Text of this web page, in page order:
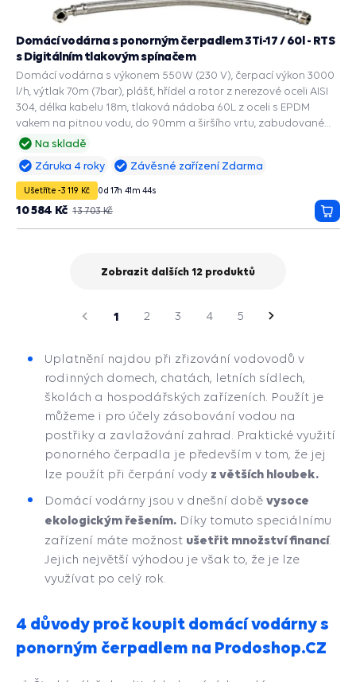
Na skladě
Domácí vodárna s ponorným čerpadlem 3Ti-17 / 60l - RTS
s Digitálním tlakovým spínačem
Domácí vodárna s výkonem 550W (230 V), čerpací výkon 3000
l/h, výtlak 70m (7bar), plášť, hřídel a rotor z nerezové oceli AISI
304, délka kabelu 18m, tlaková nádoba 60L z oceli s EPDM
vakem na pitnou vodu, do 90mm a širšího vrtu, zabudované
příslušenství a ochranné funkce: PRESS CONTROL na čerpadla,
sucho, Ochrana proti přetížení, Ochrana proti vodnímu rázu.
Záruka 4 roky Závěsné zařízení Zdarma
Ušetříte -3 119 Kč 0d 17h 41m 43s
13 703 Kč
10 584 Kč
do
Zobrazit dalších 12 produktů
1 2 3 4 5
Následující
Uplatnění najdou při zřizování vodovodů v
rodinných domech, chatách, letních sídlech,
školách a hospodářských zařízeních. Použít je
můžeme i pro účely zásobování vodou na
postřiky a zavlažování zahrad. Praktické využití
ponorného čerpadla je především v tom, že jej
lze použít při čerpání vody z větších hloubek.
Domácí vodárny jsou v dnešní době vysoce
ekologickým řešením. Díky tomuto speciálnímu
zařízení máte možnost ušetřit množství financí.
Jejich největší výhodou je však to, že je lze
využívat po celý rok.
4 důvody proč koupit domácí vodárny s
ponorným čerpadlem na Prodoshop.CZ